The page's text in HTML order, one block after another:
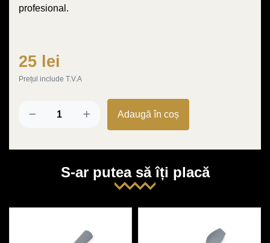
profesional.
25 lei
Prețul include T.V.A
Adaugă în coș
S-ar putea să îți placă